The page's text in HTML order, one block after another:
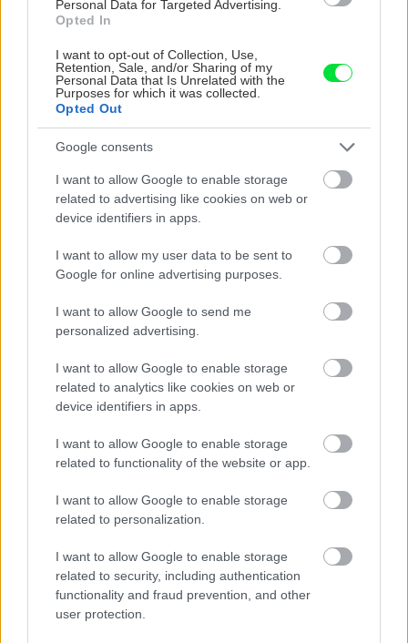
Personal Data for Targeted Advertising.
Opted In
I want to opt-out of Collection, Use,
Retention, Sale, and/or Sharing of my
Personal Data that Is Unrelated with the
Purposes for which it was collected.
Opted Out
Google consents
I want to allow Google to enable storage
related to advertising like cookies on web or
device identifiers in apps.
I want to allow my user data to be sent to
Google for online advertising purposes.
I want to allow Google to send me
personalized advertising.
I want to allow Google to enable storage
related to analytics like cookies on web or
device identifiers in apps.
I want to allow Google to enable storage
related to functionality of the website or app.
I want to allow Google to enable storage
related to personalization.
I want to allow Google to enable storage
related to security, including authentication
functionality and fraud prevention, and other
user protection.
Na Morave prerobila
starú chalupu na
nepoznanie: Keď
že nie ste v Toskánsku
S motorovou pílou sa
dokáže aj podpísať.
montovaný domček v
duchu tradícií
10 najčastejších
skrytých chýb, ktoré
prekvapiť
vôňa dreva: Takáto
deň!